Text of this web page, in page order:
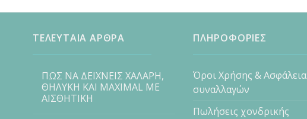
ΤΕΛΕΥΤΑΙΑ ΑΡΘΡΑ
ΠΩΣ ΝΑ ΔΕΙΧΝΕΙΣ ΧΑΛΑΡΗ,
ΘΗΛΥΚΗ ΚΑΙ MAXIMAL ΜΕ
ΑΙΣΘΗΤΙΚΗ
ΠΛΗΡΟΦΟΡΙΕΣ
Όροι Χρήσης & Ασφάλεια
συναλλαγών
Πωλήσεις χονδρικής